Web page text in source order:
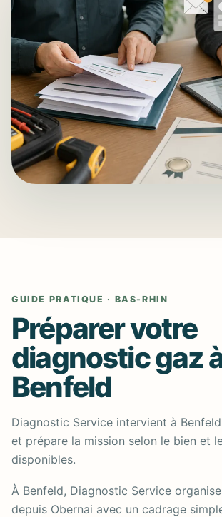
GUIDE PRATIQUE · BAS-RHIN
Préparer votre
diagnostic gaz
Benfeld
Diagnostic Service intervient à
et prépare la mission selon le bien et
disponibles.
À Benfeld, Diagnostic Service
depuis Obernai avec un cadrage